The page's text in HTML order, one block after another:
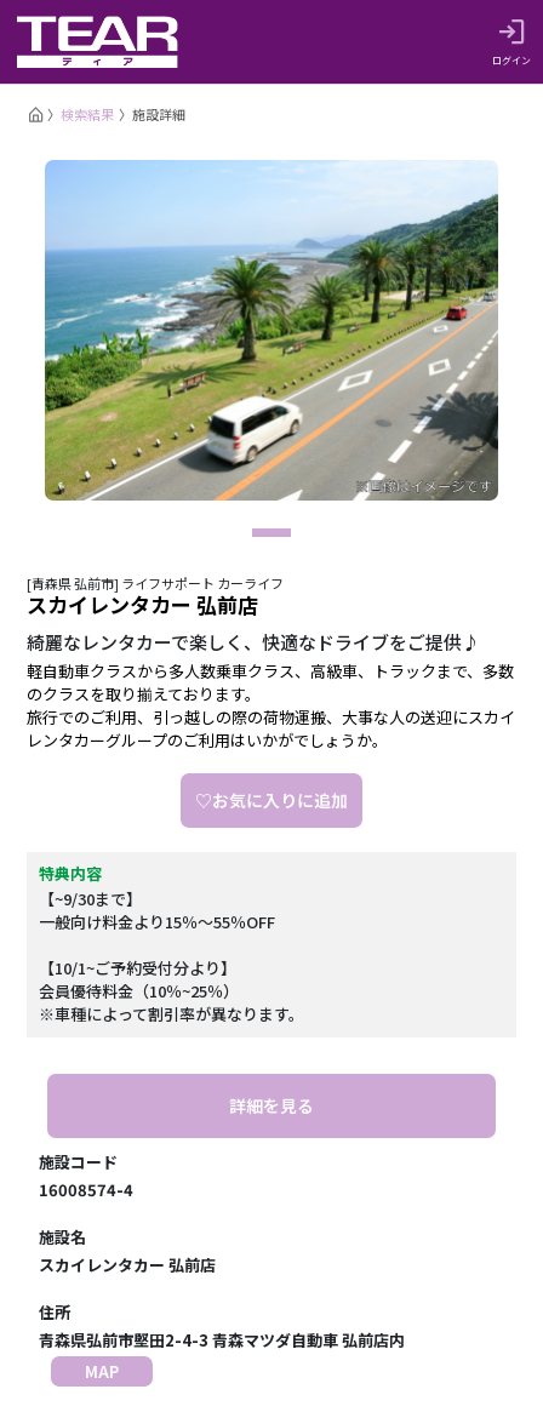
ログイン
検索結果 施設詳細
[青森県 弘前市] ライフサポート カーライフ
スカイレンタカー 弘前店
綺麗なレンタカーで楽しく、快適なドライブをご提供♪
軽自動車クラスから多人数乗車クラス、高級車、トラックまで、多数
のクラスを取り揃えております。
旅行でのご利用、引っ越しの際の荷物運搬、大事な人の送迎にスカイ
レンタカーグループのご利用はいかがでしょうか。
♡お気に入りに追加
特典内容
【~9/30まで】
一般向け料金より15％～55％OFF
【10/1~ご予約受付分より】
会員優待料金（10％~25％）
※車種によって割引率が異なります。
詳細を見る
施設コード
16008574-4
施設名
スカイレンタカー 弘前店
住所
青森県弘前市堅田2-4-3 青森マツダ自動車 弘前店内
MAP